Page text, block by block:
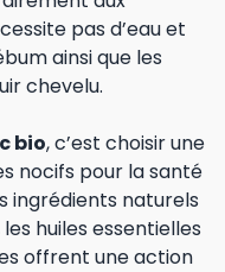
pas d’eau et
ainsi que les
chevelu.
bio, c’est choisir une
nocifs pour la santé
ingrédients naturels
huiles essentielles
offrent une action